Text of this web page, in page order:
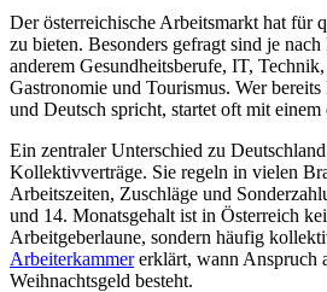
Der österreichische Arbeitsmarkt hat für
zu bieten. Besonders gefragt sind je
anderem Gesundheitsberufe, IT,
Gastronomie und Tourismus. Wer
und Deutsch spricht, startet oft mit einem
Ein zentraler Unterschied zu
Kollektivverträge. Sie regeln in vielen
Arbeitszeiten, Zuschläge und
und 14. Monatsgehalt ist in Österreich
Arbeitgeberlaune, sondern häufig
Arbeiterkammererklärt, wann Anspruch
Weihnachtsgeld besteht.